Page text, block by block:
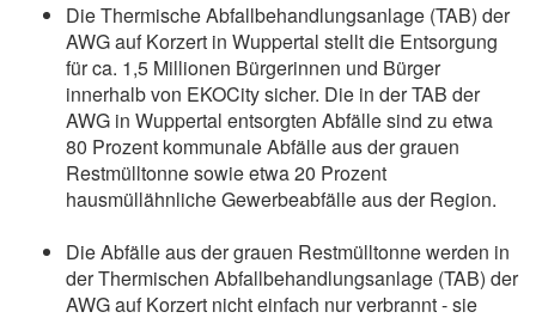
Die Thermische Abfallbehandlungsanlage (TAB) der
AWG auf Korzert in Wuppertal stellt die Entsorgung
für ca. 1,5 Millionen Bürgerinnen und Bürger
innerhalb von EKOCity sicher. Die in der TAB der
AWG in Wuppertal entsorgten Abfälle sind zu etwa
80 Prozent kommunale Abfälle aus der grauen
Restmülltonne sowie etwa 20 Prozent
hausmüllähnliche Gewerbeabfälle aus der Region.
Die Abfälle aus der grauen Restmülltonne werden in
der Thermischen Abfallbehandlungsanlage (TAB) der
AWG auf Korzert nicht einfach nur verbrannt - sie